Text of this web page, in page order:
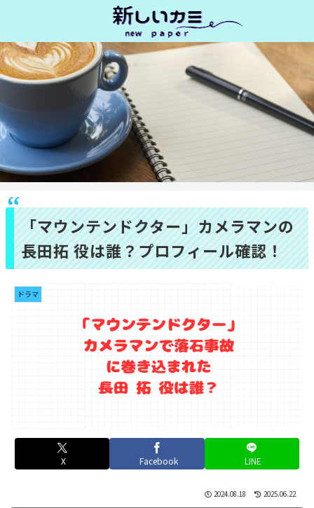
「マウンテンドクター」カメラマンの
長田拓 役は誰？プロフィール確認！
ドラマ
X Facebook LINE
2024.08.18 2025.06.22